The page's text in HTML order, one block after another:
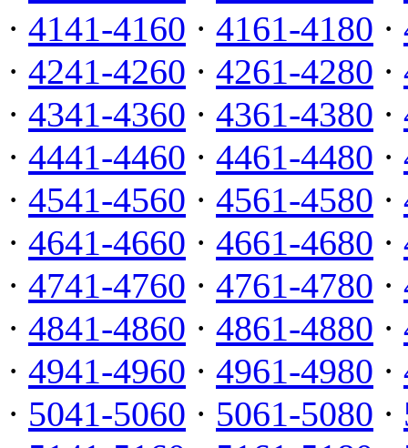
· 4141-4160 · 4161-4180 ·
· 4241-4260 · 4261-4280 ·
· 4341-4360 · 4361-4380 ·
· 4441-4460 · 4461-4480 ·
· 4541-4560 · 4561-4580 ·
· 4641-4660 · 4661-4680 ·
· 4741-4760 · 4761-4780 ·
· 4841-4860 · 4861-4880 ·
· 4941-4960 · 4961-4980 ·
· 5041-5060 · 5061-5080 ·